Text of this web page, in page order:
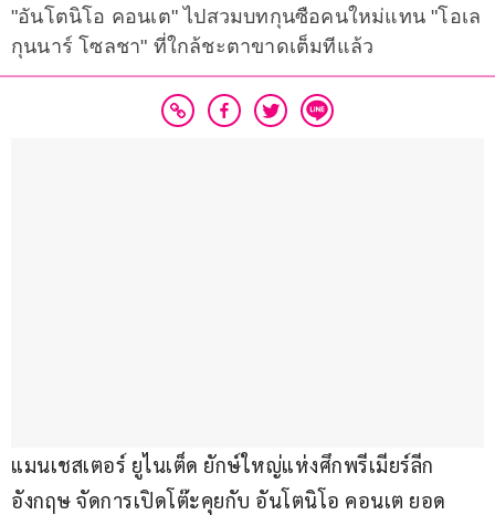
"อันโตนิโอ คอนเต" ไปสวมบทกุนซือคนใหม่แทน "โอเล
กุนนาร์ โซลชา" ที่ใกล้ชะตาขาดเต็มทีแล้ว
แมนเชสเตอร์ ยูไนเต็ด ยักษ์ใหญ่แห่งศึกพรีเมียร์ลีก
อังกฤษ จัดการเปิดโต๊ะคุยกับ อันโตนิโอ คอนเต ยอด